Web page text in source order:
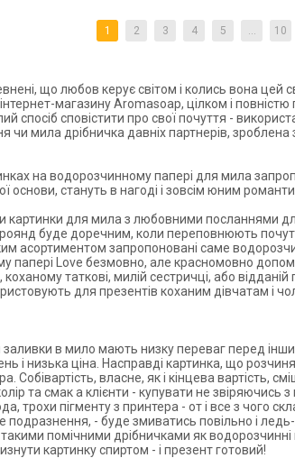
1 2 3 4 5 ... 10
що любов керує світом і колись вона цей
інтернет-магазинуAromasoap, цілком і
спосіб сповістити про свої почуття -
чи мила дрібничка давніх партнерів,
на водорозчинномупапері для мила
основи, стануть в нагоді і зовсім юним
картинки для мила з любовними посланнями
буде доречним, коли переповнюють
асортиментом запропоновані саме
папері Love безмовно, але красномовно
таткові, милій сестричці, або
для презентів коханим дівчатам і
заливки в мило мають низку переваг перед
і низька ціна . Насправді картинка, що
Собівартість, власне, як і кінцева вартість,
та смак а клієнти - купувати не звіряючись з
трохи пігменту з принтера - от і все з чого
подразнення, - буде змиватись повільно і
помічними дрібничками як
картинку спиртом - і презент готовий!